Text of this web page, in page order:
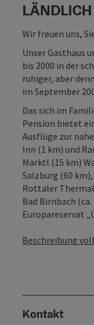
LÄNDLICH
Wir freuen uns,
Unser Gasthaus
bis 2000 in der
ruhiger, aber
im September
Das sich im
Pension bietet
Ausflüge zur
Inn (1 km) und
Marktl (15 km)
Salzburg (60 km),
Rottaler
Bad Birnbach
Europareservat
Beschreibung
Kontakt